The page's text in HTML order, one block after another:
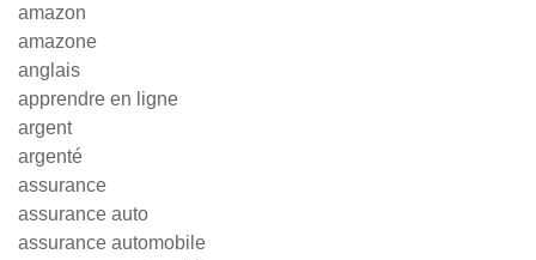
amazon
amazone
anglais
apprendre en ligne
argent
argenté
assurance
assurance auto
assurance automobile